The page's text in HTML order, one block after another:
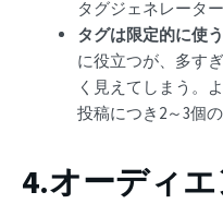
タグジェネレータ
タグは限定的に使う
に役立つが、多す
く見えてしまう。
投稿につき2～3個
4.オーディ